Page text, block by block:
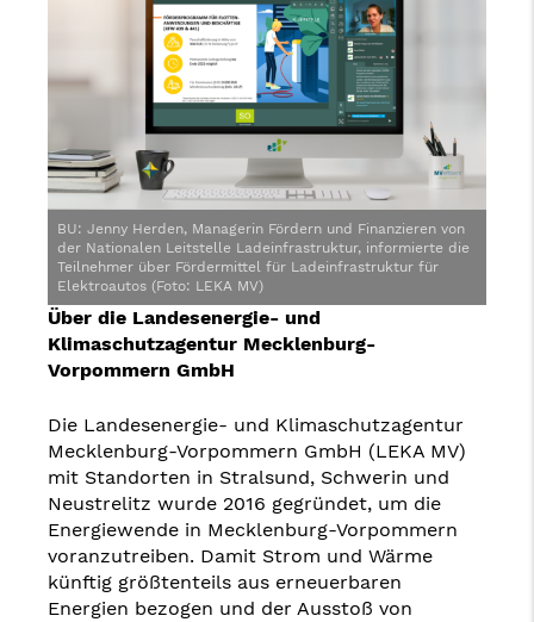
BU: Jenny Herden, Managerin Fördern und Finanzieren von
der Nationalen Leitstelle Ladeinfrastruktur, informierte die
Teilnehmer über Fördermittel für Ladeinfrastruktur für
Elektroautos (Foto: LEKA MV)
Über die Landesenergie- und
Klimaschutzagentur Mecklenburg-
Vorpommern GmbH
Die Landesenergie- und Klimaschutzagentur
Mecklenburg-Vorpommern GmbH (LEKA MV)
mit Standorten in Stralsund, Schwerin und
Neustrelitz wurde 2016 gegründet, um die
Energiewende in Mecklenburg-Vorpommern
voranzutreiben. Damit Strom und Wärme
künftig größtenteils aus erneuerbaren
Energien bezogen und der Ausstoß von